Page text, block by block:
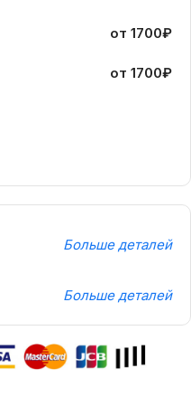
от 1700₽
от 1700₽
Больше деталей
Больше деталей